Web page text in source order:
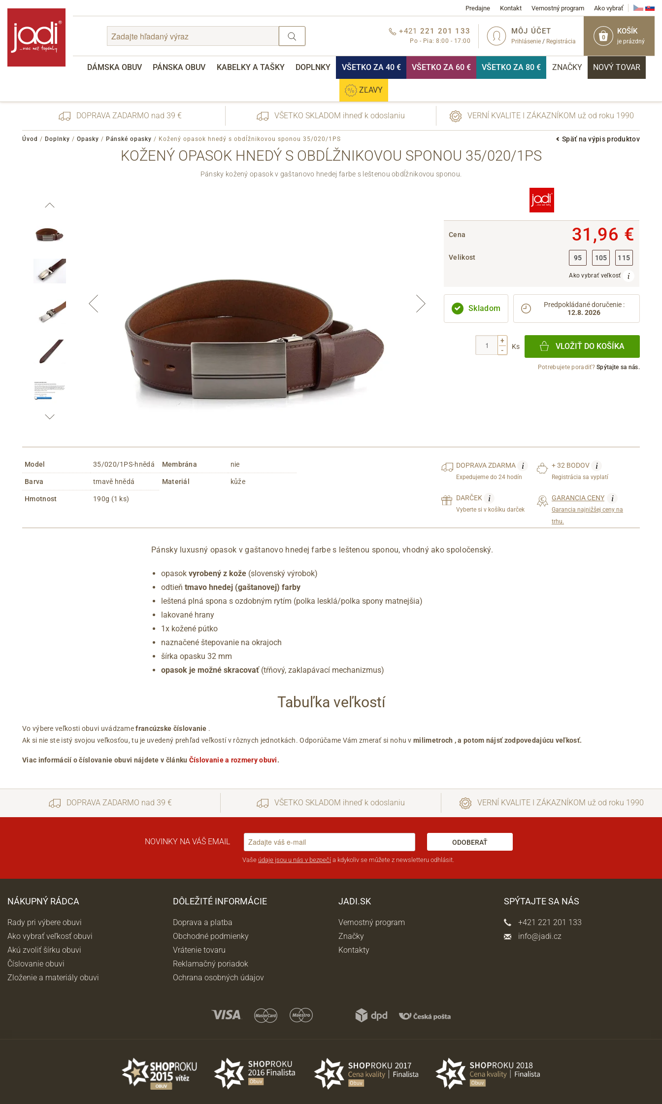
Predajne Kontakt Vernostný program Ako vybrať
0
KOŠÍK
je prázdný
MÔJ ÚČET
Prihlásenie / Registrácia
+421 221 201 133
Po - Pia: 8:00 - 17:00
DÁMSKA OBUV PÁNSKA OBUV KABELKY A TAŠKY DOPLNKY VŠETKO ZA 40 € VŠETKO ZA 60 € VŠETKO ZA 80 € ZNAČKY NOVÝ TOVAR
ZĽAVY
Zabudnuté heslo
DOPRAVA ZADARMO nad 39 € VŠETKO SKLADOM ihneď k odoslaniu VERNÍ KVALITE I ZÁKAZNÍKOM už od roku 1990
Späť na výpis produktov
Úvod / Doplnky / Opasky / Pánské opasky / Kožený opasok hnedý s obdĺžnikovou sponou 35/020/1PS
KOŽENÝ OPASOK HNEDÝ S OBDĹŽNIKOVOU SPONOU 35/020/1PS
Pánsky kožený opasok v gaštanovo hnedej farbe s leštenou obdĺžnikovou sponou.
Cena 31,96 €
Velikost 95 105 115
Ako vybrať veľkosť
Skladom Predpokládané doručenie :
12.8. 2026
+
-
Ks VLOŽIŤ DO KOŠÍKA
Potrebujete poradiť?Spýtajte sa nás.
Model 35/020/1PS-hnědá
Barva tmavě hnědá
Hmotnost 190g (1 ks)
Membrána nie
Materiál kůže
DOPRAVAZDARMA i
Expedujeme do 24 hodín
+ 32 BODOV i
Registrácia sa vyplatí
DARČEK i
Vyberte si v košíku darček
GARANCIA CENY i
Garancia najnižšej ceny na
trhu.
Pánsky luxusný opasok v gaštanovo hnedej farbe s leštenou sponou, vhodný ako spoločenský.
opasok vyrobený z kože (slovenský výrobok)
odtieň tmavo hnedej (gaštanovej) farby
leštená plná spona s ozdobným rytím (polka lesklá/polka spony matnejšia)
lakované hrany
1x kožené pútko
naznačené štepovanie na okrajoch
šírka opasku 32 mm
opasok je možné skracovať(tŕňový, zaklapávací mechanizmus)
Tabuľka veľkostí
Vo výbere veľkosti obuvi uvádzamefrancúzske číslovanie .
Ak si nie ste istý svojou veľkosťou, tu je uvedený prehľad veľkostí v rôznych jednotkách. Odporúčame Vám zmerať si nohu vmilimetroch , a potom nájsť zodpovedajúcu veľkosť.
Viac informácií o číslovanie obuvi nájdete v článku Číslovanie a rozmery obuvi.
DOPRAVA ZADARMO nad 39 € VŠETKO SKLADOM ihneď k odoslaniu VERNÍ KVALITE I ZÁKAZNÍKOM už od roku 1990
NOVINKY NA VÁŠ EMAIL ODOBERAŤ
Vaše údaje jsou u nás v bezpečí a kdykoliv se můžete z newsletteru odhlásit.
NÁKUPNÝ RÁDCA
Rady pri výbere obuvi
Ako vybrať veľkosť obuvi
Akú zvoliť šírku obuvi
Číslovanie obuvi
Zloženie a materiály obuvi
DÔLEŽITÉ INFORMÁCIE
Doprava a platba
Obchodné podmienky
Vrátenie tovaru
Reklamačný poriadok
Ochrana osobných údajov
JADI.SK
Vernostný program
Značky
Kontakty
SPÝTAJTE SA NÁS
+421 221 201 133
info@jadi.cz